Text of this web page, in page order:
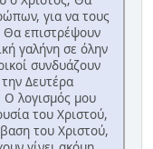
για να τους
Θα επιστρέψουν
γαλήνη σε όλην
συνδυάζουν
Δευτέρα
λογισμός μου
του Χριστού,
του Χριστού,